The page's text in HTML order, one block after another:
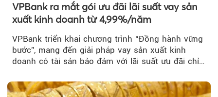
VPBank ra mắt gói ưu đãi lãi suất vay sản
xuất kinh doanh từ 4,99%/năm
VPBank triển khai chương trình “Đồng hành vững
bước”, mang đến giải pháp vay sản xuất kinh
doanh có tài sản bảo đảm với lãi suất ưu đãi chỉ